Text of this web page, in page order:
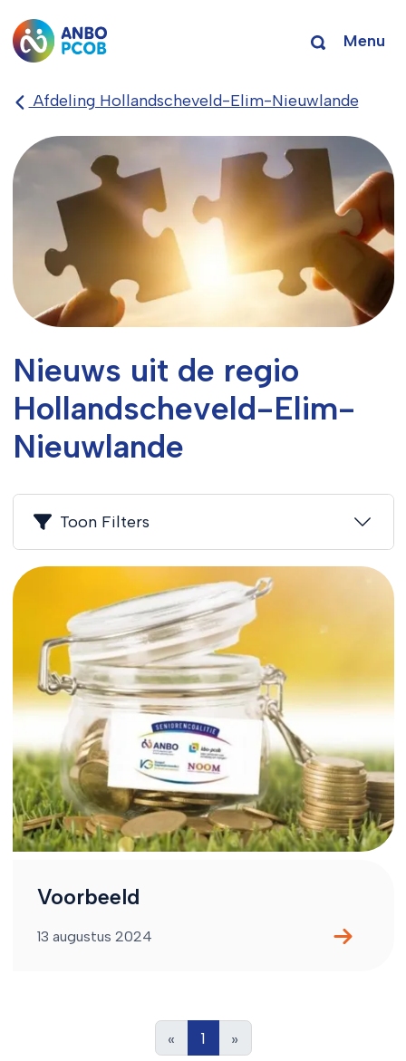
Menu
Afdeling Hollandscheveld-Elim-Nieuwlande
Nieuws uit de regio
Hollandscheveld-Elim-
Nieuwlande
Toon Filters
Voorbeeld
13 augustus 2024
« 1 »